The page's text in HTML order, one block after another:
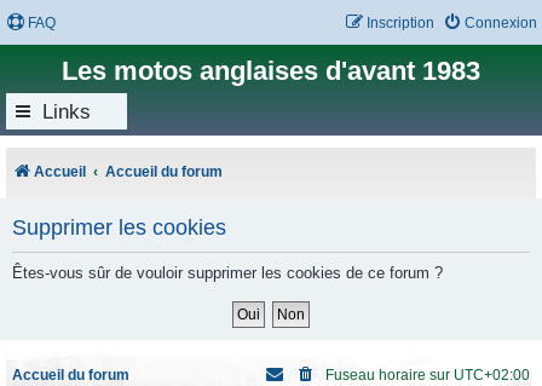
FAQ Connexion
Inscription
Les motos anglaises d'avant 1983
Links
Accueil Accueil du forum
Supprimer les cookies
Êtes-vous sûr de vouloir supprimer les cookies de ce forum ?
Accueil du forum Fuseau horaire sur UTC+02:00